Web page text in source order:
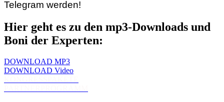
Telegram werden!
Hier geht es zu den mp3-Downloads und
Boni der Experten:
DOWNLOAD MP3
DOWNLOAD Video